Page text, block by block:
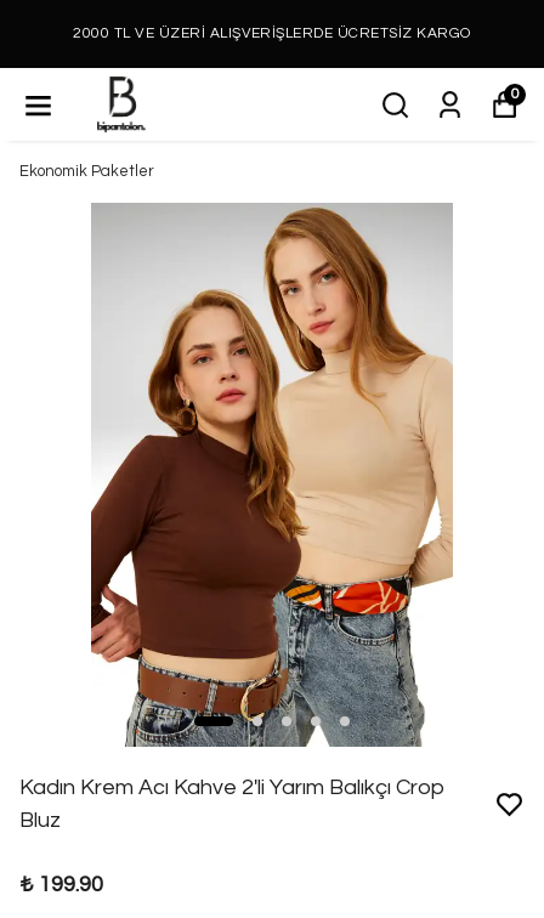
2000 TL VE ÜZERİ ALIŞVERİŞLERDE ÜCRETSİZ KARGO
0
Ekonomik Paketler
Kadın Krem Acı Kahve 2'li Yarım Balıkçı Crop
Bluz
₺ 199.90